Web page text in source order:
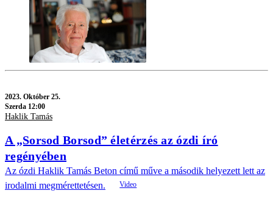
2023. Október 25.
Szerda 12:00
Haklik Tamás
A „Sorsod Borsod” életérzés az ózdi író
regényében
Az ózdi Haklik Tamás Beton című műve a második helyezett lett az
irodalmi megmérettetésen.